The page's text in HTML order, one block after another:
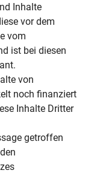
Inhalte
vor dem
vom
ist bei diesen
von
noch finanziert
Inhalte Dritter
getroffen